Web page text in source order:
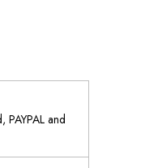
PAYPAL and